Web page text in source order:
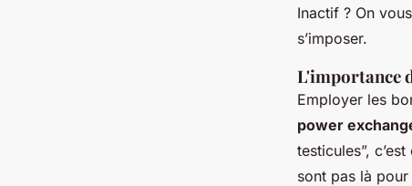
Inactif ? On
s’imposer.
L'importance
Employer les
power
testicules”,
sont pas là